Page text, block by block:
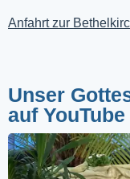
Anfahrt zur
Unser
auf YouTube